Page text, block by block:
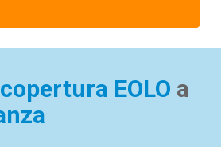
copertura EOLO a